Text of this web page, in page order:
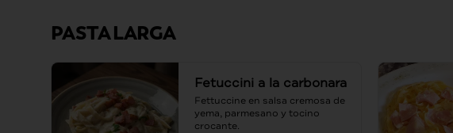
PASTA LARGA
Fetuccini a la carbonara
Fettuccine en salsa cremosa de
yema, parmesano y tocino
crocante.